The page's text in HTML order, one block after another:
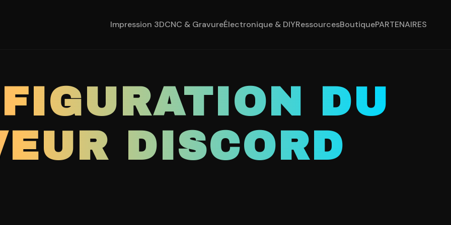
Impression 3DCNC & GravureÉlectronique & DIYRessourcesBoutiquePARTENAIRES
DU
DISCORD